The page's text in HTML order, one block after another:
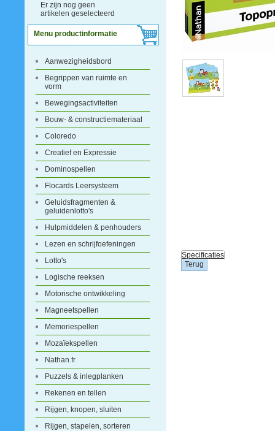
Er zijn nog geen
artikelen geselecteerd
Menu productinformatie
Aanwezigheidsbord
Begrippen van ruimte en
vorm
Bewegingsactiviteiten
Bouw- & constructiemateriaal
Coloredo
Creatief en Expressie
Dominospellen
Flocards Leersysteem
Geluidsfragmenten &
geluidenlotto's
Hulpmiddelen & penhouders
Lezen en schrijfoefeningen
Lotto's
Logische reeksen
Motorische ontwikkeling
Magneetspellen
Memoriespellen
Mozaïekspellen
Nathan.fr
Puzzels & inlegplanken
Rekenen en tellen
Rijgen, knopen, sluiten
Rijgen, stapelen, sorteren
Specificaties